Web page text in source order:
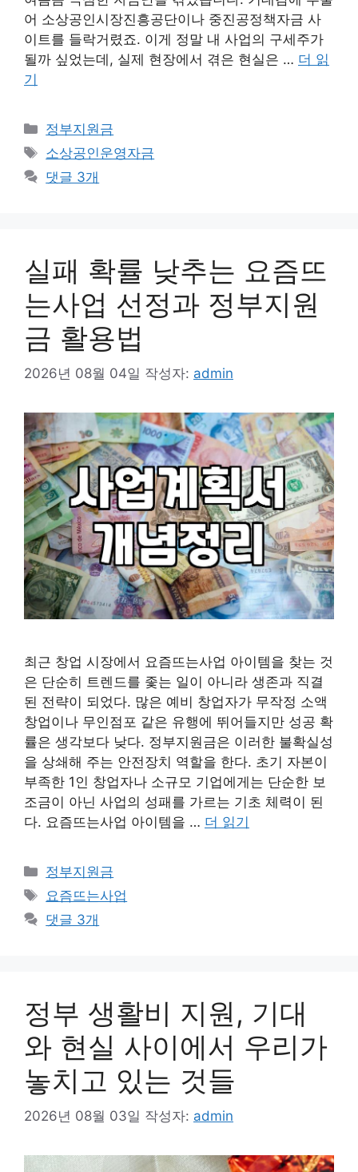
어 소상공인시장진흥공단이나 중진공정책자금 사
이트를 들락거렸죠. 이게 정말 내 사업의 구세주가
될까 싶었는데, 실제 현장에서 겪은 현실은 … 더 읽
기
카
테
리
정부지원금
태
그
소상공인운영자금
댓글 3개
실패 확률 낮추는 요즘뜨
는사업 선정과 정부지원
금 활용법
2026년 08월 04일 작성자: admin
최근 창업 시장에서 요즘뜨는사업 아이템을 찾는 것
은 단순히 트렌드를 좇는 일이 아니라 생존과 직결
된 전략이 되었다. 많은 예비 창업자가 무작정 소액
창업이나 무인점포 같은 유행에 뛰어들지만 성공 확
률은 생각보다 낮다. 정부지원금은 이러한 불확실성
을 상쇄해 주는 안전장치 역할을 한다. 초기 자본이
부족한 1인 창업자나 소규모 기업에게는 단순한 보
조금이 아닌 사업의 성패를 가르는 기초 체력이 된
다. 요즘뜨는사업 아이템을 … 더 읽기
카
테
리
정부지원금
태
그
요즘뜨는사업
댓글 3개
정부 생활비 지원, 기대
와 현실 사이에서 우리가
놓치고 있는 것들
2026년 08월 03일 작성자: admin